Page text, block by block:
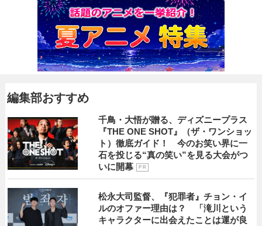
編集部おすすめ
千鳥・大悟が贈る、ディズニープラス
『THE ONE SHOT』（ザ・ワンショッ
ト）徹底ガイド！ 今のお笑い界に一
石を投じる“真の笑い”を見る大会がつ
いに開幕
P R
松永大司監督、『犯罪者』チョン・イ
ルのオファー理由は？ 「滝川という
キャラクターに出会えたことは運が良